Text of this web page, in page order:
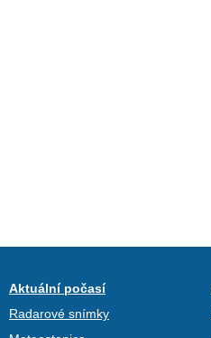
Aktuální počasí
Radarové snímky